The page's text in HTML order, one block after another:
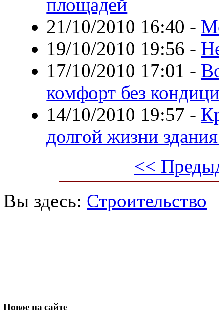
площадей
21/10/2010 16:40 -
19/10/2010 19:56 -
17/10/2010 17:01 -
комфорт без
14/10/2010 19:57 -
долгой жизни
<<
Вы здесь: Строительство
Новое на сайте